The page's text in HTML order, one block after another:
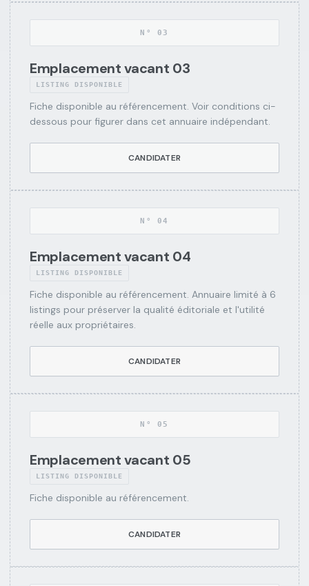
N° 03
Emplacement vacant 03
LISTING DISPONIBLE
Fiche disponible au référencement. Voir conditions ci-
dessous pour figurer dans cet annuaire indépendant.
CANDIDATER
N° 04
Emplacement vacant 04
LISTING DISPONIBLE
Fiche disponible au référencement. Annuaire limité à 6
listings pour préserver la qualité éditoriale et l'utilité
réelle aux propriétaires.
CANDIDATER
N°05
Emplacement vacant 05
LISTING DISPONIBLE
Fiche disponible au référencement.
CANDIDATER